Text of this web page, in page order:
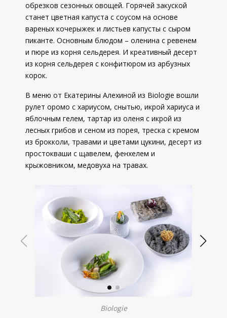
обрезков сезонных овощей. Горячей закуской
станет цветная капуста с соусом на основе
вареных кочерыжек и листьев капусты с сыром
пиканте. Основным блюдом – оленина с ревенем
и пюре из корня сельдерея. И креативный десерт
из корня сельдерея с конфитюром из арбузных
корок.
В меню от Екатерины Алехиной из Biologie вошли
рулет оромо с хариусом, снытью, икрой хариуса и
яблочным гелем, тартар из оленя с икрой из
лесных грибов и сеном из порея, треска с кремом
из брокколи, травами и цветами цукини, десерт из
простокваши с щавелем, фенхелем и
крыжовником, медовуха на травах.
Biologie